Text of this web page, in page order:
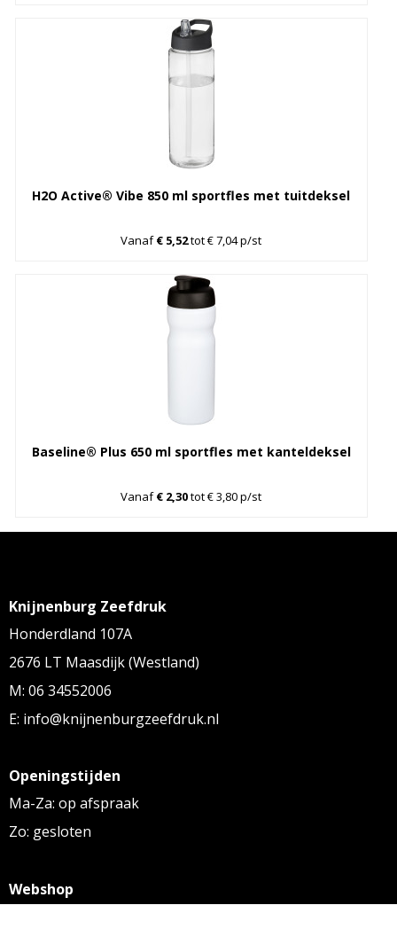
H2O Active® Vibe 850 ml sportfles met tuitdeksel
Vanaf€ 5,52tot € 7,04 p/st
Baseline® Plus 650 ml sportfles met kanteldeksel
Vanaf€ 2,30tot € 3,80 p/st
Knijnenburg Zeefdruk
Honderdland 107A
2676 LT Maasdijk (Westland)
M: 06 34552006
E: info@knijnenburgzeefdruk.nl
Openingstijden
Ma-Za: op afspraak
Zo: gesloten
Webshop